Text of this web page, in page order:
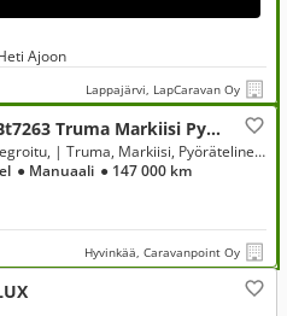
Ajoon
Lappajärvi, LapCaravan Oy
Bürstner Bt7263 Truma Markiisi Pyörät, Fiat
2.3, Puoli-integroitu, | Truma, Markiisi, Pyöräteline, Aurinkopaneeli
● Manuaali ● 147 000 km
Hyvinkää, Caravanpoint Oy